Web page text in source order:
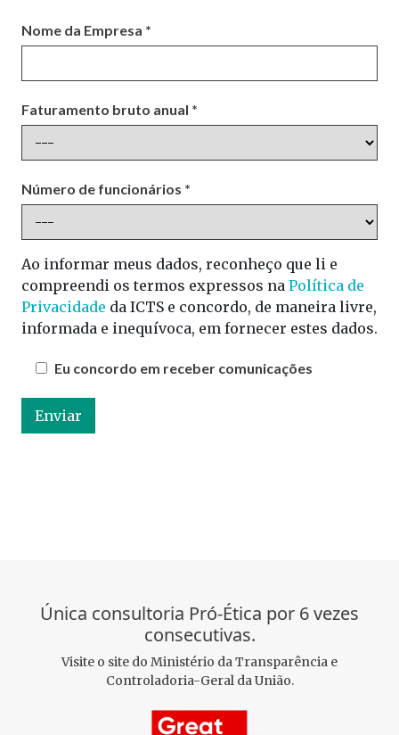
Nome da Empresa *
Faturamento bruto anual *
Número de funcionários *
Ao informar meus dados, reconheço que li e
compreendi os termos expressos na Política de
Privacidade da ICTS e concordo, de maneira livre,
informada e inequívoca, em fornecer estes dados.
Eu concordo em receber comunicações
Única consultoria Pró-Ética por 6 vezes
consecutivas.
Visite o site do Ministério da Transparência e
Controladoria-Geral da União.